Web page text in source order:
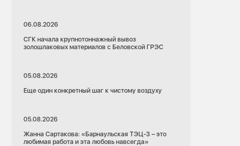
06.08.2026
СГК начала крупнотоннажный вывоз
золошлаковых материалов с Беловской ГРЭС
05.08.2026
Еще один конкретный шаг к чистому воздуху
05.08.2026
Жанна Сартакова: «Барнаульская ТЭЦ-3 – это
любимая работа и эта любовь навсегда»